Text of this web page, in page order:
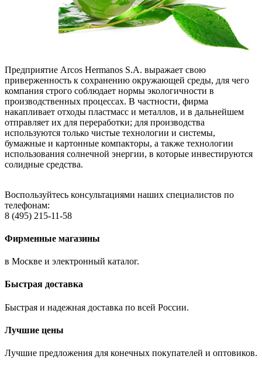
Предприятие Arcos Hermanos S.A. выражает свою
приверженность к сохранению окружающей среды, для чего
компания строго соблюдает нормы экологичности в
производственных процессах. В частности, фирма
накапливает отходы пластмасс и металлов, и в дальнейшем
отправляет их для переработки; для производства
используются только чистые технологии и системы,
бумажные и картонные компакторы, а также технологии
использования солнечной энергии, в которые инвестируются
солидные средства.
Воспользуйтесь консультациями наших специалистов по
телефонам:
8 (495) 215-11-58
Фирменные магазины
в Москве и электронный каталог.
Быстрая доставка
Быстрая и надежная доставка по всей России.
Лучшие цены
Лучшие предложения для конечных покупателей и оптовиков.